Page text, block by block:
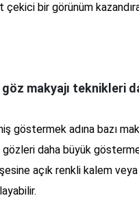
bir görünüm
makyajı teknikleri
göstermek adına bazı
daha büyük
açık renkli kalem